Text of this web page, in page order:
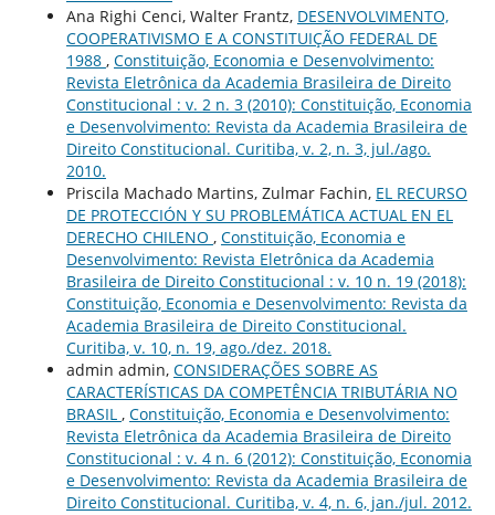
Ana Righi Cenci, Walter Frantz, DESENVOLVIMENTO,
COOPERATIVISMO E A CONSTITUIÇÃO FEDERAL DE
1988 , Constituição, Economia e Desenvolvimento:
Revista Eletrônica da Academia Brasileira de Direito
Constitucional : v. 2 n. 3 (2010): Constituição, Economia
e Desenvolvimento: Revista da Academia Brasileira de
Direito Constitucional. Curitiba, v. 2, n. 3, jul./ago.
2010.
Priscila Machado Martins, Zulmar Fachin, EL RECURSO
DE PROTECCIÓN Y SU PROBLEMÁTICA ACTUAL EN EL
DERECHO CHILENO , Constituição, Economia e
Desenvolvimento: Revista Eletrônica da Academia
Brasileira de Direito Constitucional : v. 10 n. 19 (2018):
Constituição, Economia e Desenvolvimento: Revista da
Academia Brasileira de Direito Constitucional.
Curitiba, v. 10, n. 19, ago./dez. 2018.
admin admin, CONSIDERAÇÕES SOBRE AS
CARACTERÍSTICAS DA COMPETÊNCIA TRIBUTÁRIA NO
BRASIL , Constituição, Economia e Desenvolvimento:
Revista Eletrônica da Academia Brasileira de Direito
Constitucional : v. 4 n. 6 (2012): Constituição, Economia
e Desenvolvimento: Revista da Academia Brasileira de
Direito Constitucional. Curitiba, v. 4, n. 6, jan./jul. 2012.